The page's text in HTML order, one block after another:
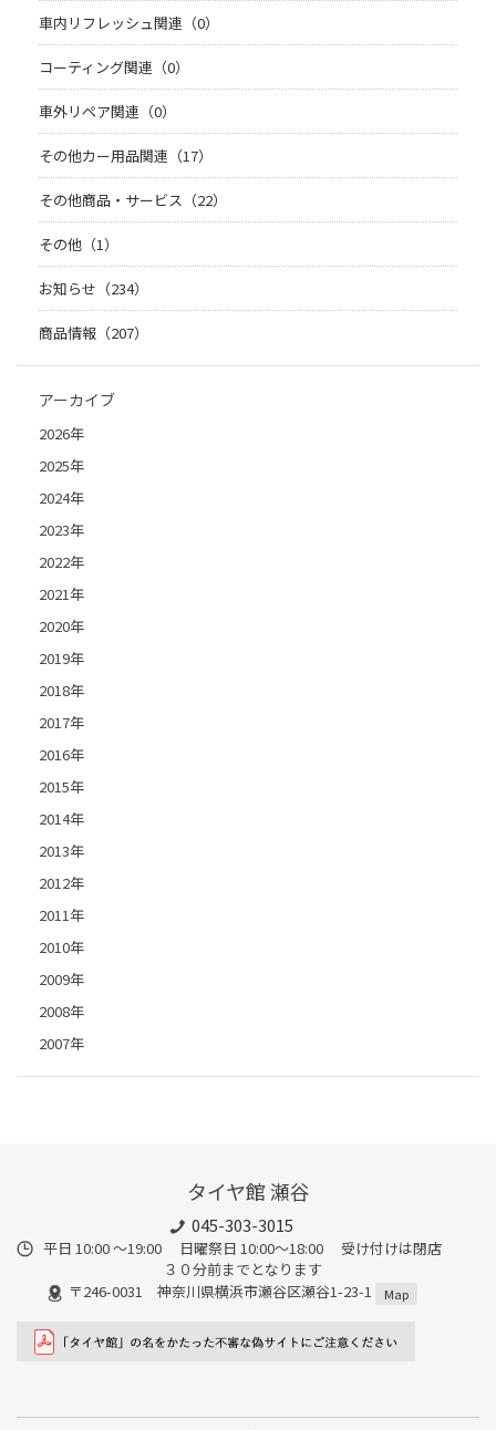
車内リフレッシュ関連（0）
コーティング関連（0）
車外リペア関連（0）
その他カー用品関連（17）
その他商品・サービス（22）
その他（1）
お知らせ（234）
商品情報（207）
アーカイブ
2026年
2025年
2024年
2023年
2022年
2021年
2020年
2019年
2018年
2017年
2016年
2015年
2014年
2013年
2012年
2011年
2010年
2009年
2008年
2007年
タイヤ館 瀬谷
045-303-3015
平日 10:00 ～19:00 日曜祭日 10:00～18:00 受け付けは閉店
３０分前までとなります
〒246-0031 神奈川県横浜市瀬谷区瀬谷1-23-1
Map